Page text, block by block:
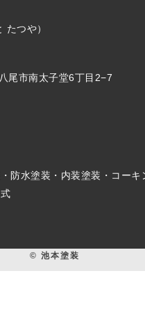
たつや）
尾市南太子堂6丁目2−7
防水塗装・内装塗装・コーキ
© 池本塗装